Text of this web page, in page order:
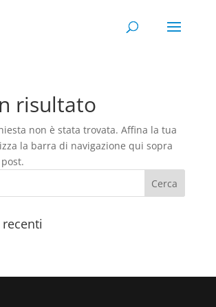
risultato
non è stata trovata. Affina la tua
la barra di navigazione qui sopra